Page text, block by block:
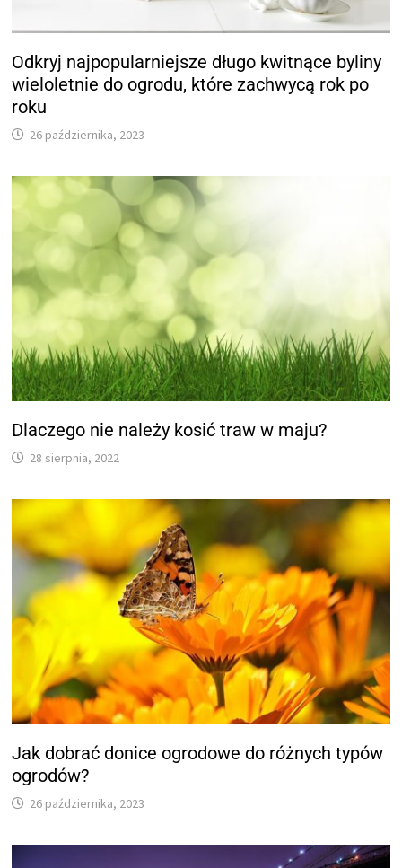
Odkryj najpopularniejsze długo kwitnące byliny
wieloletnie do ogrodu, które zachwycą rok po
roku
26 października, 2023
Dlaczego nie należy kosić traw w maju?
28 sierpnia, 2022
Jak dobrać donice ogrodowe do różnych typów
ogrodów?
26 października, 2023